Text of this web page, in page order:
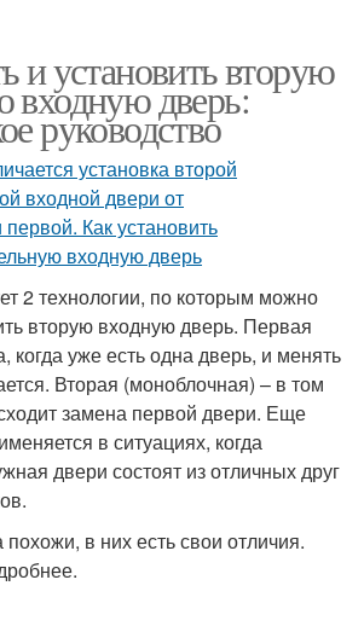
и установить вторую
входную дверь:
руководство
2 технологии, по которым можно
вторую входную дверь. Первая
когда уже есть одна дверь, и менять
Вторая (моноблочная) – в том
замена первой двери. Еще
в ситуациях, когда
двери состоят из отличных друг
в них есть свои отличия.